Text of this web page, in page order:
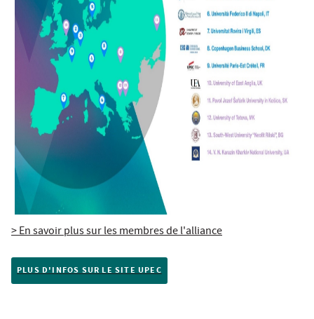
> En savoir plus sur les membres de l'alliance
PLUS D'INFOS SUR LE SITE UPEC